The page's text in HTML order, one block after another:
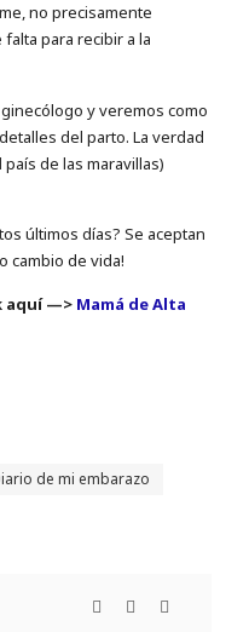
no precisamente
para recibir a la
y veremos como
del parto. La verdad
de las maravillas)
últimos días? Se aceptan
cambio de vida!
aquí —> Mamá de Alta
de mi embarazo